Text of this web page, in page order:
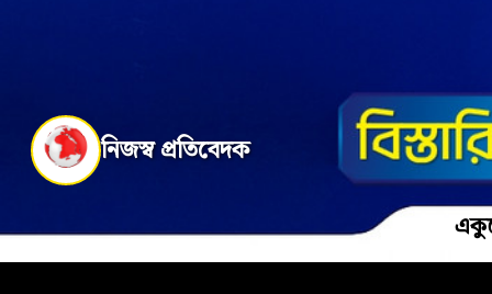
নিজস্ব প্রতিবেদক